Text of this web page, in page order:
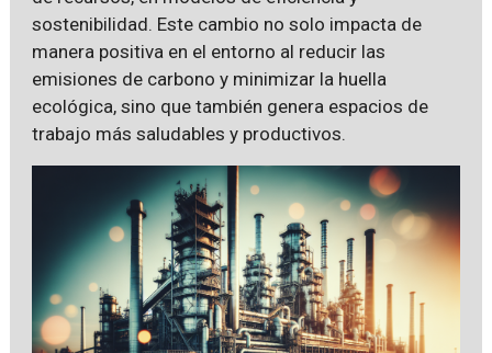
sostenibilidad. Este cambio no solo impacta de
manera positiva en el entorno al reducir las
emisiones de carbono y minimizar la huella
ecológica, sino que también genera espacios de
trabajo más saludables y productivos.